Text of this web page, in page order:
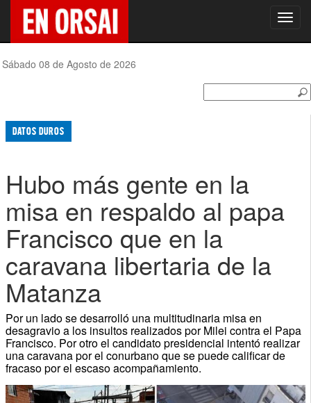
Sábado 08 de Agosto de 2026
DATOS DUROS
Hubo más gente en la
misa en respaldo al papa
Francisco que en la
caravana libertaria de la
Matanza
Por un lado se desarrolló una multitudinaria misa en
desagravio a los insultos realizados por Milei contra el Papa
Francisco. Por otro el candidato presidencial intentó realizar
una caravana por el conurbano que se puede calificar de
fracaso por el escaso acompañamiento.